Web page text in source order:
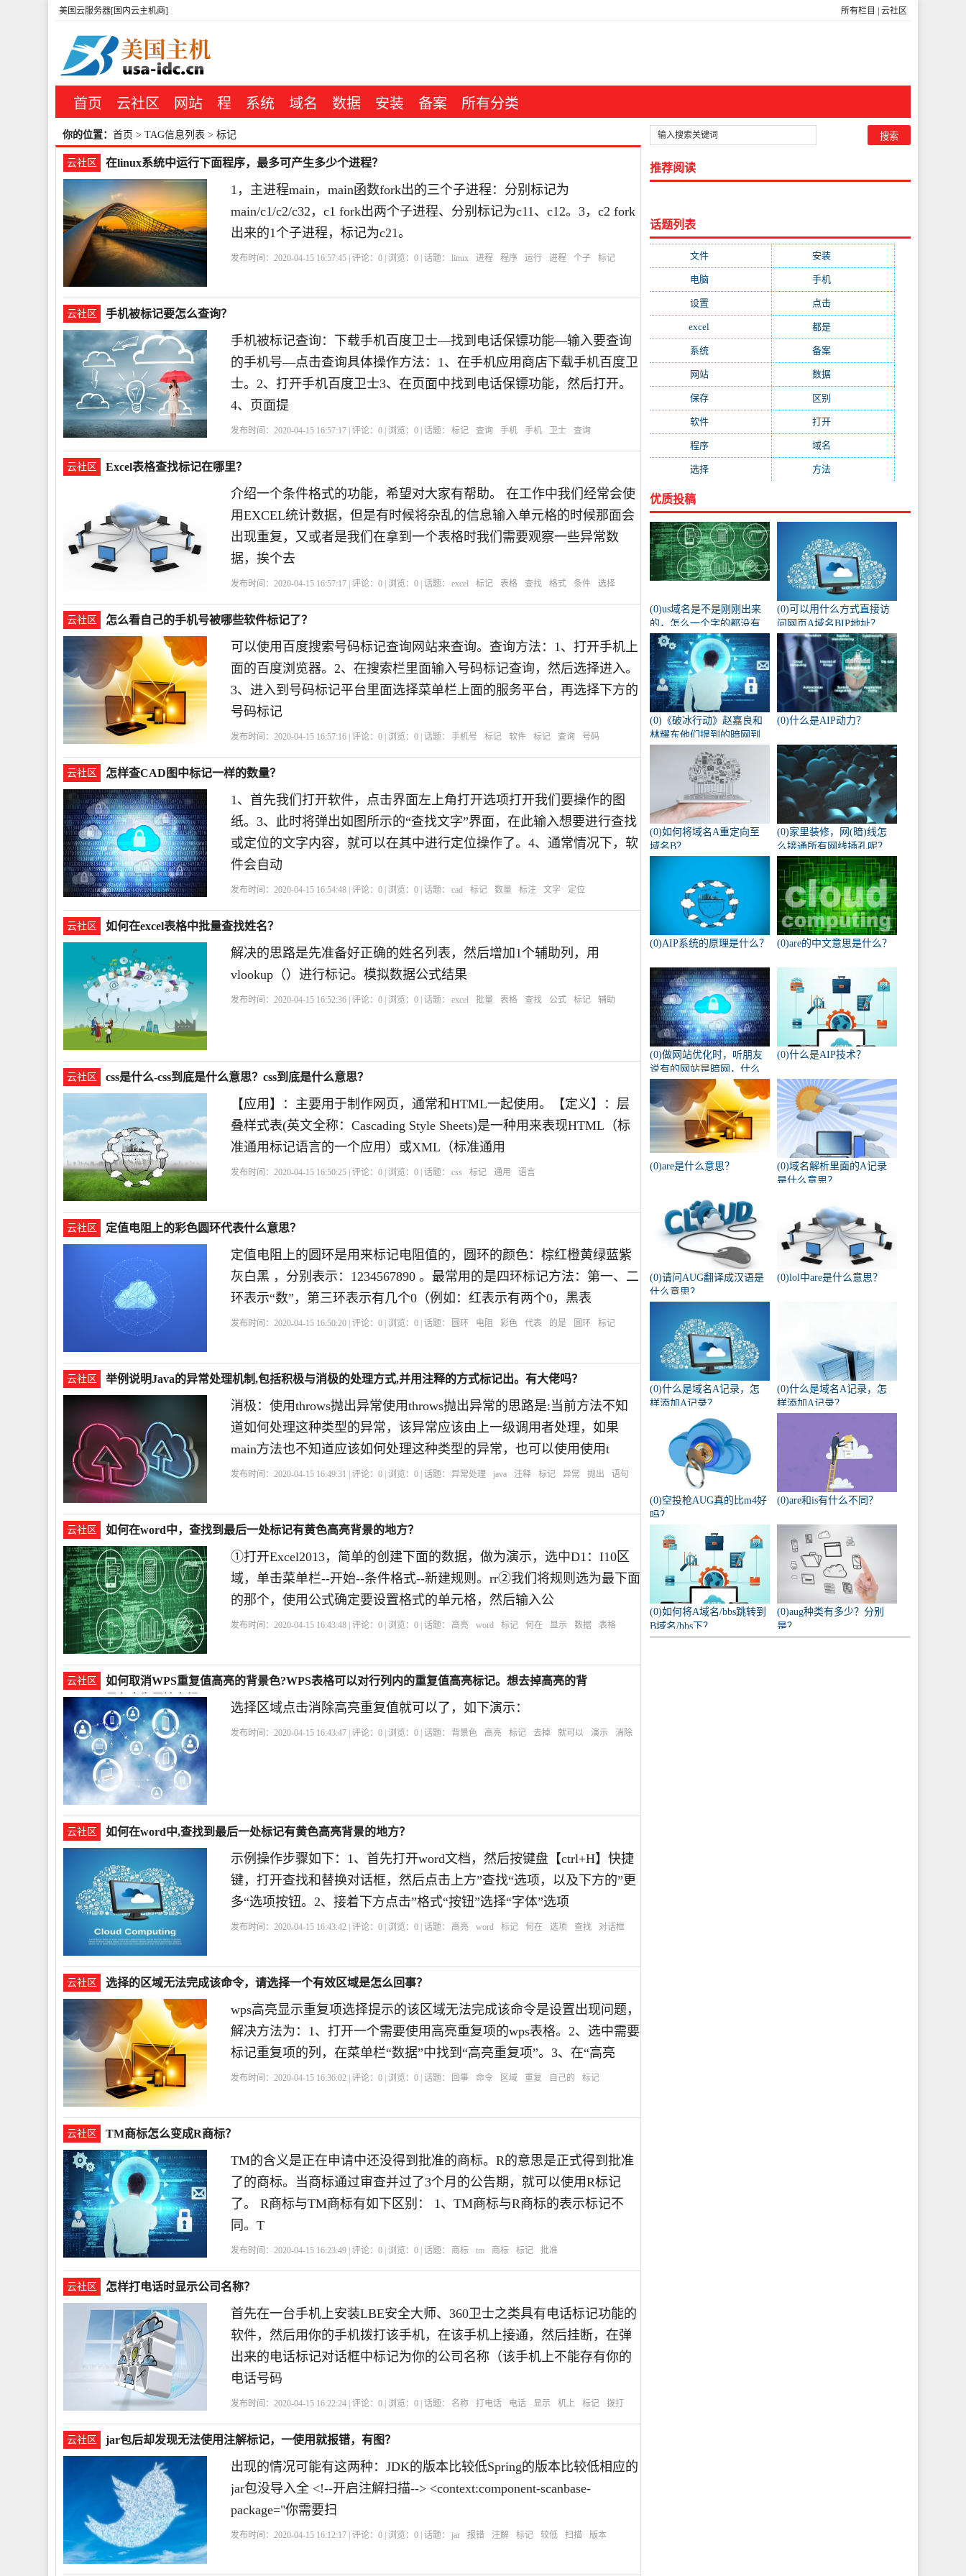
所有栏目 云社区
美国云服务器[国内云主机商]
首页 云社区 网站 程 系统 域名 数据 安装 备案 所有分类
你的位置： 首页 > TAG信息列表 > 标记
云社区 在linux系统中运行下面程序，最多可产生多少个进程？
1，主进程main，main函数fork出的三个子进程：分别标记为
main/c1/c2/c32，c1 fork出两个子进程、分别标记为c11、c12。3，c2 fork
出来的1个子进程，标记为c21。
发布时间：2020-04-15 16:57:45 | 评论：0 | 浏览：0 | 话题： linux 进程 程序 运行 进程 个子 标记
云社区 手机被标记要怎么查询？
手机被标记查询：下载手机百度卫士—找到电话保镖功能—输入要查询
的手机号—点击查询具体操作方法：1、在手机应用商店下载手机百度卫
士。2、打开手机百度卫士3、在页面中找到电话保镖功能，然后打开。
4、页面提
发布时间：2020-04-15 16:57:17 | 评论：0 | 浏览：0 | 话题： 标记 查询 手机 手机 卫士 查询
云社区 Excel表格查找标记在哪里？
介绍一个条件格式的功能，希望对大家有帮助。 在工作中我们经常会使
用EXCEL统计数据，但是有时候将杂乱的信息输入单元格的时候那面会
出现重复，又或者是我们在拿到一个表格时我们需要观察一些异常数
据，挨个去
发布时间：2020-04-15 16:57:17 | 评论：0 | 浏览：0 | 话题： excel 标记 表格 查找 格式 条件 选择
云社区 怎么看自己的手机号被哪些软件标记了？
可以使用百度搜索号码标记查询网站来查询。查询方法：1、打开手机上
面的百度浏览器。2、在搜索栏里面输入号码标记查询，然后选择进入。
3、进入到号码标记平台里面选择菜单栏上面的服务平台，再选择下方的
号码标记
发布时间：2020-04-15 16:57:16 | 评论：0 | 浏览：0 | 话题： 手机号 标记 软件 标记 查询 号码
云社区 怎样查CAD图中标记一样的数量？
1、首先我们打开软件，点击界面左上角打开选项打开我们要操作的图
纸。3、此时将弹出如图所示的“查找文字”界面，在此输入想要进行查找
或定位的文字内容，就可以在其中进行定位操作了。4、通常情况下，软
件会自动
发布时间：2020-04-15 16:54:48 | 评论：0 | 浏览：0 | 话题： cad 标记 数量 标注 文字 定位
云社区 如何在excel表格中批量查找姓名？
解决的思路是先准备好正确的姓名列表，然后增加1个辅助列，用
vlookup（）进行标记。模拟数据公式结果
发布时间：2020-04-15 16:52:36 | 评论：0 | 浏览：0 | 话题： excel 批量 表格 查找 公式 标记 辅助
云社区 css是什么-css到底是什么意思？css到底是什么意思？
【应用】：主要用于制作网页，通常和HTML一起使用。【定义】：层
叠样式表(英文全称：Cascading Style Sheets)是一种用来表现HTML（标
准通用标记语言的一个应用）或XML（标准通用
发布时间：2020-04-15 16:50:25 | 评论：0 | 浏览：0 | 话题： css 标记 通用 语言
云社区 定值电阻上的彩色圆环代表什么意思？
定值电阻上的圆环是用来标记电阻值的，圆环的颜色：棕红橙黄绿蓝紫
灰白黑 ，分别表示：1234567890 。最常用的是四环标记方法：第一、二
环表示“数”，第三环表示有几个0（例如：红表示有两个0，黑表
发布时间：2020-04-15 16:50:20 | 评论：0 | 浏览：0 | 话题： 圆环 电阻 彩色 代表 的是 圆环 标记
云社区 举例说明Java的异常处理机制,包括积极与消极的处理方式,并用注释的方式标记出。有大佬吗？
消极：使用throws抛出异常使用throws抛出异常的思路是:当前方法不知
道如何处理这种类型的异常，该异常应该由上一级调用者处理，如果
main方法也不知道应该如何处理这种类型的异常，也可以使用使用t
发布时间：2020-04-15 16:49:31 | 评论：0 | 浏览：0 | 话题： 异常处理 java 注释 标记 异常 抛出 语句
云社区 如何在word中，查找到最后一处标记有黄色高亮背景的地方？
①打开Excel2013，简单的创建下面的数据，做为演示，选中D1：I10区
域，单击菜单栏--开始--条件格式--新建规则。rr②我们将规则选为最下面
的那个，使用公式确定要设置格式的单元格，然后输入公
发布时间：2020-04-15 16:43:48 | 评论：0 | 浏览：0 | 话题： 高亮 word 标记 何在 显示 数据 表格
云社区
如何取消WPS重复值高亮的背景色?WPS表格可以对行列内的重复值高亮标记。想去掉高亮的背
景色变为无填充颜？
选择区域点击消除高亮重复值就可以了，如下演示：
发布时间：2020-04-15 16:43:47 | 评论：0 | 浏览：0 | 话题： 背景色 高亮 标记 去掉 就可以 演示 消除
云社区 如何在word中,查找到最后一处标记有黄色高亮背景的地方？
示例操作步骤如下：1、首先打开word文档，然后按键盘【ctrl+H】快捷
键，打开查找和替换对话框，然后点击上方”查找“选项，以及下方的”更
多“选项按钮。2、接着下方点击”格式“按钮”选择“字体”选项
发布时间：2020-04-15 16:43:42 | 评论：0 | 浏览：0 | 话题： 高亮 word 标记 何在 选项 查找 对话框
云社区 选择的区域无法完成该命令，请选择一个有效区域是怎么回事？
wps高亮显示重复项选择提示的该区域无法完成该命令是设置出现问题，
解决方法为：1、打开一个需要使用高亮重复项的wps表格。2、选中需要
标记重复项的列，在菜单栏“数据”中找到“高亮重复项”。3、在“高亮
发布时间：2020-04-15 16:36:02 | 评论：0 | 浏览：0 | 话题： 回事 命令 区域 重复 自己的 标记
云社区 TM商标怎么变成R商标？
TM的含义是正在申请中还没得到批准的商标。R的意思是正式得到批准
了的商标。当商标通过审查并过了3个月的公告期，就可以使用R标记
了。 R商标与TM商标有如下区别： 1、TM商标与R商标的表示标记不
同。T
发布时间：2020-04-15 16:23:49 | 评论：0 | 浏览：0 | 话题： 商标 tm 商标 标记 批准
云社区 怎样打电话时显示公司名称？
首先在一台手机上安装LBE安全大师、360卫士之类具有电话标记功能的
软件，然后用你的手机拨打该手机，在该手机上接通，然后挂断，在弹
出来的电话标记对话框中标记为你的公司名称（该手机上不能存有你的
电话号码
发布时间：2020-04-15 16:22:24 | 评论：0 | 浏览：0 | 话题： 名称 打电话 电话 显示 机上 标记 拨打
云社区 jar包后却发现无法使用注解标记，一使用就报错，有图？
出现的情况可能有这两种：JDK的版本比较低Spring的版本比较低相应的
jar包没导入全 <!--开启注解扫描--> <context:component-scanbase-
package="你需要扫
发布时间：2020-04-15 16:12:17 | 评论：0 | 浏览：0 | 话题： jar 报错 注解 标记 较低 扫描 版本
推荐阅读
话题列表
文件(755) 安装
电脑(688) 手机
设置 点击
excel 都是
系统(495) 备案
网站(461) 数据
保存(438) 区别
软件(419) 打开
程序(387) 域名
选择(333) 方法
优质投稿
(0)us域名是不是刚刚出来
的，怎么一个字的都没有
人注册阿？
(0)可以用什么方式直接访
问网页A域名BIP地址？
(0)《破冰行动》赵嘉良和
林耀东他们提到的暗网到
(0)什么是AIP动力？
(0)如何将域名A重定向至
域名B？
(0)家里装修，网(暗)线怎
么接通所有网线插孔呢？
(0)AIP系统的原理是什么？ (0)are的中文意思是什么？
(0)做网站优化时，听朋友
说有的网站是暗网，什么
叫暗网啊？
(0)什么是AIP技术？
(0)are是什么意思？
(0)域名解析里面的A记录
是什么意思？
(0)请问AUG翻译成汉语是
什么意思？
(0)lol中are是什么意思？
(0)什么是域名A记录，怎
样添加A记录？
(0)什么是域名A记录，怎
样添加A记录？
(0)空投枪AUG真的比m4好
吗？
(0)are和is有什么不同？
(0)如何将A域名/bbs跳转到
B域名/bbs下？
(0)aug种类有多少？分别
是？